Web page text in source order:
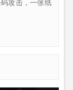
攻击，一张纸